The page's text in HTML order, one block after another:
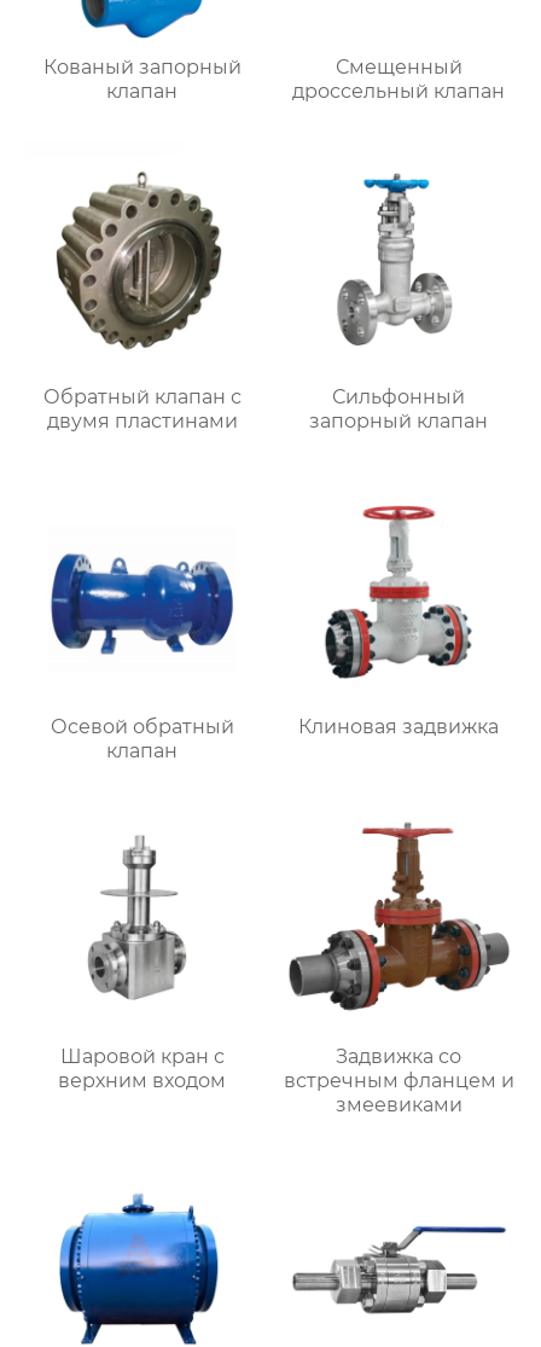
Кованый запорный
клапан
Смещенный
дроссельный клапан
Обратный клапан с
двумя пластинами
Сильфонный
запорный клапан
Осевой обратный
клапан
Клиновая задвижка
Шаровой кран с
верхним входом
Задвижка со
встречным фланцем и
змеевиками